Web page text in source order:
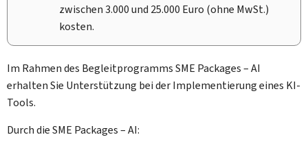
zwischen 3.000 und 25.000 Euro (ohne MwSt.)
kosten.
Im Rahmen des BegleitprogrammsSME Packages – AI
erhalten Sie Unterstützung bei der Implementierung eines KI-
Tools.
Durch dieSME Packages – AI: